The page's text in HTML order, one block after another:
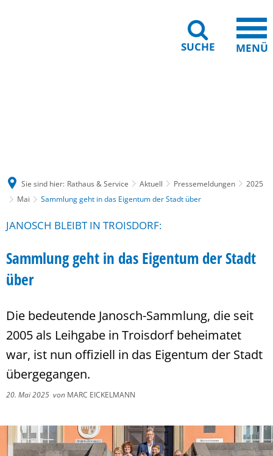
SUCHE MENÜ
Sie sind hier: Rathaus & Service Aktuell Pressemeldungen
2025
Mai
Sammlung geht in das Eigentum der Stadt über
JANOSCH BLEIBT IN TROISDORF:
Sammlung geht in das Eigentum der Stadt
über
Die bedeutende Janosch-Sammlung, die seit
2005 als Leihgabe in Troisdorf beheimatet
war, ist nun offiziell in das Eigentum der Stadt
übergegangen.
20. Mai 2025 von MARC EICKELMANN